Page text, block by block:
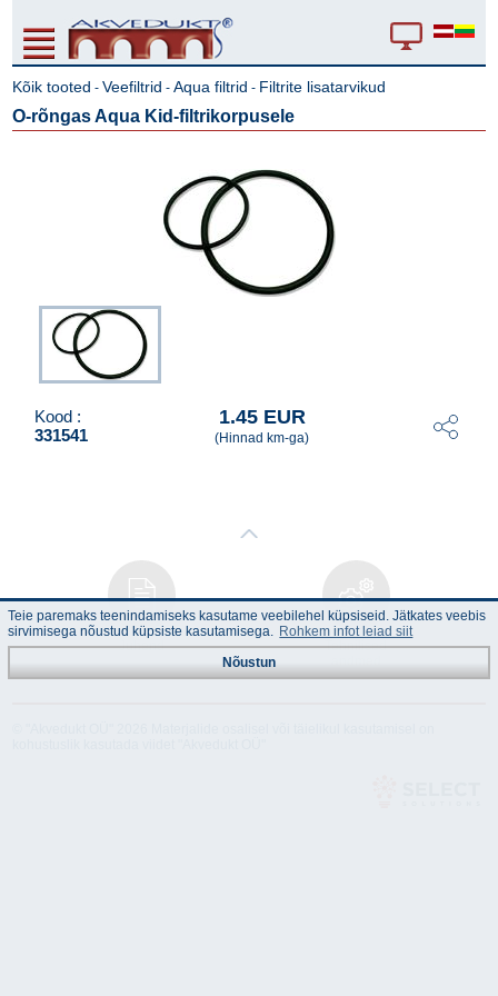
Kõik tooted -Veefiltrid -Aqua filtrid - Filtrite lisatarvikud
O-rõngas Aqua Kid-filtrikorpusele
Kood :
331541
1.45 EUR
(Hinnad km-ga)
Juhend
Tehnilised
Teie paremaks teenindamiseks kasutame veebilehel küpsiseid. Jätkates veebis
sirvimisega nõustud küpsiste kasutamisega. Rohkem infot leiad siit
Nõustun